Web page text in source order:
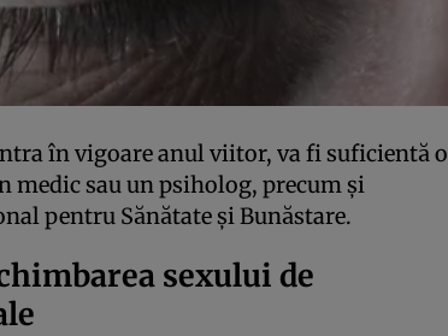
în vigoare anul viitor, va fi suficientă o
medic sau un psiholog, precum și
pentru Sănătate și Bunăstare.
sexului de